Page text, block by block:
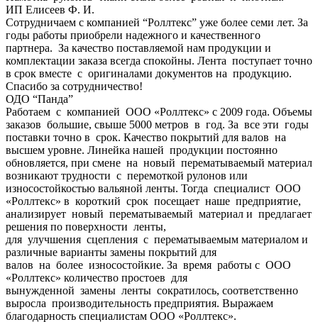
ИП Елисеев Ф. И.
Сотрудничаем с компанией “Роллтекс” уже более семи лет. За
годы работы приобрели надежного и качественного
партнера. За качество поставляемой нам продукции и
комплектации заказа всегда спокойны. Лента поступает точно
в срок вместе с оригиналами документов на продукцию.
Спасибо за сотрудничество!
ОДО “Панда”
Работаем с компанией ООО «Роллтекс» с 2009 года. Объемы
заказов большие, свыше 5000 метров в год. За все эти годы
поставки точно в срок. Качество покрытий для валов на
высшем уровне. Линейка нашей продукции постоянно
обновляется, при смене на новый перематываемый материал
возникают трудности с перемоткой рулонов или
износостойкостью вальяной ленты. Тогда специалист ООО
«Роллтекс» в короткий срок посещает наше предприятие,
анализирует новый перематываемый материал и предлагает
решения по поверхности ленты,
для улучшения сцепления с перематываемым материалом и
различные варианты замены покрытий для
валов на более износостойкие. За время работы с ООО
«Роллтекс» количество простоев для
вынужденной замены ленты сократилось, соответственно
выросла производительность предприятия. Выражаем
благодарность специалистам ООО «Роллтекс».